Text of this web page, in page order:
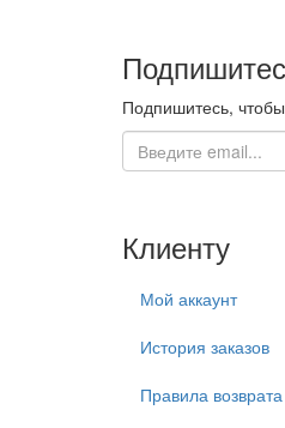
Подпишитесь,
Клиенту
Мой аккаунт
История заказов
Правила возврата